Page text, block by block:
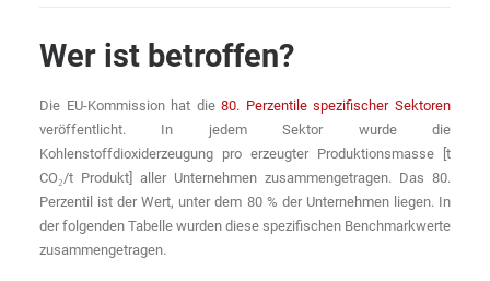
Wer ist betroffen?
Die EU-Kommission hat die80. Perzentile spezifischer Sektoren
veröffentlicht. In jedem Sektor wurde die
Kohlenstoffdioxiderzeugung pro erzeugter Produktionsmasse [t
CO₂/t Produkt] aller Unternehmen zusammengetragen. Das 80.
Perzentil ist der Wert, unter dem 80 % der Unternehmen liegen. In
der folgenden Tabelle wurden diese spezifischen Benchmarkwerte
zusammengetragen.